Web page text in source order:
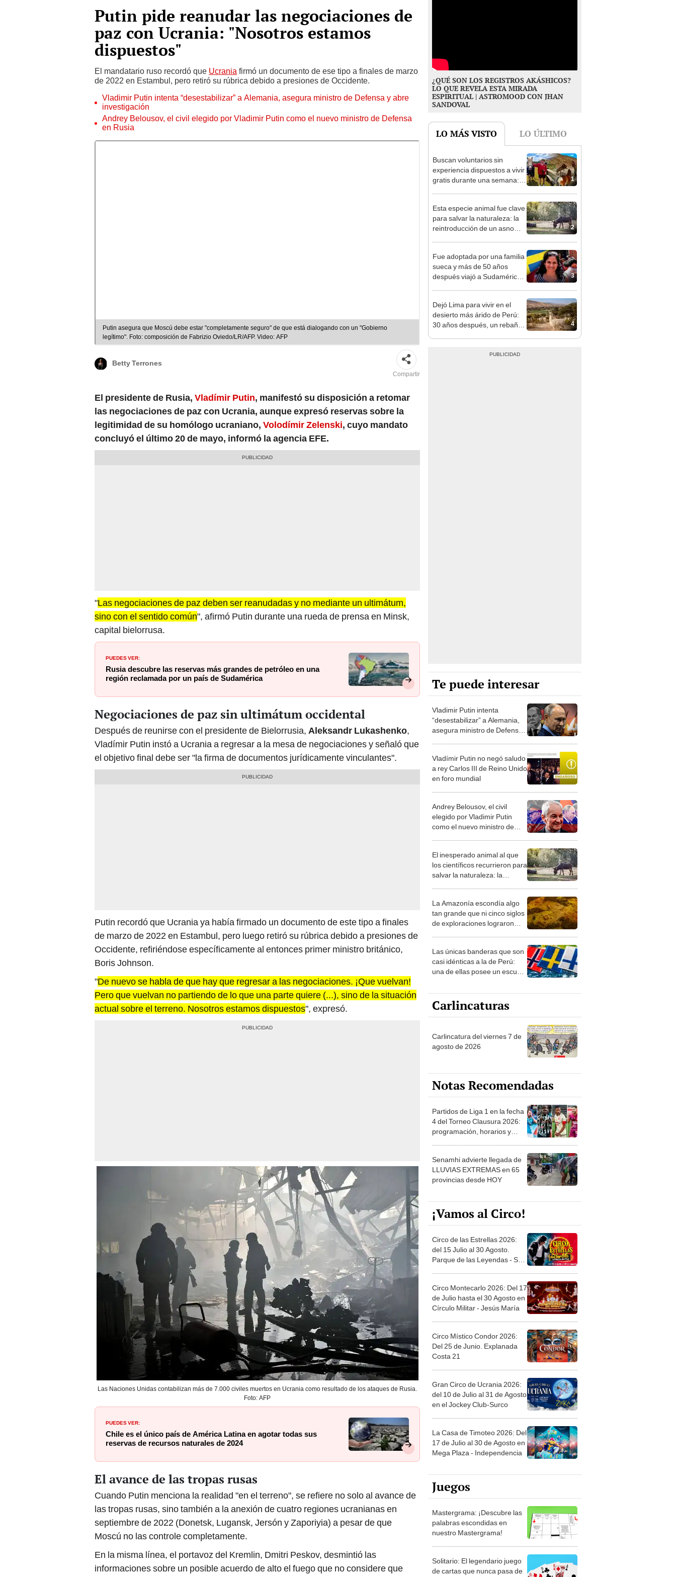
Putin pide reanudar las negociaciones de
paz con Ucrania: "Nosotros estamos
dispuestos"
El mandatario ruso recordó que Ucrania firmó un documento de ese tipo a finales de marzo
de 2022 en Estambul, pero retiró su rúbrica debido a presiones de Occidente.
Vladimir Putin intenta “desestabilizar” a Alemania, asegura ministro de Defensa y abre
investigación
Andrey Belousov, el civil elegido por Vladimir Putin como el nuevo ministro de Defensa
en Rusia
Putin asegura que Moscú debe estar "completamente seguro" de que está dialogando con un "Gobierno
legítimo". Foto: composición de Fabrizio Oviedo/LR/AFP. Video: AFP
Betty Terrones
Compartir
El presidente de Rusia, Vladímir Putin, manifestó su disposición a retomar
las negociaciones de paz con Ucrania, aunque expresó reservas sobre la
legitimidad de su homólogo ucraniano, Volodímir Zelenski, cuyo mandato
concluyó el último 20 de mayo, informó la agencia EFE.
"Las negociaciones de paz deben ser reanudadas y no mediante un ultimátum,
sino con el sentido común", afirmó Putin durante una rueda de prensa en Minsk,
capital bielorrusa.
PUEDES VER:
Rusia descubre las reservas más grandes de petróleo en una
región reclamada por un país de Sudamérica
Negociaciones de paz sin ultimátum occidental
Después de reunirse con el presidente de Bielorrusia, Aleksandr Lukashenko,
Vladímir Putin instó a Ucrania a regresar a la mesa de negociaciones y señaló que
el objetivo final debe ser "la firma de documentos jurídicamente vinculantes".
Putin recordó que Ucrania ya había firmado un documento de este tipo a finales
de marzo de 2022 en Estambul, pero luego retiró su rúbrica debido a presiones de
Occidente, refiriéndose específicamente al entonces primer ministro británico,
Boris Johnson.
"De nuevo se habla de que hay que regresar a las negociaciones. ¡Que vuelvan!
Pero que vuelvan no partiendo de lo que una parte quiere (...), sino de la situación
actual sobre el terreno. Nosotros estamos dispuestos", expresó.
Las Naciones Unidas contabilizan más de 7.000 civiles muertos en Ucrania como resultado de los ataques de Rusia.
Foto: AFP
PUEDES VER:
Chile es el único país de América Latina en agotar todas sus
reservas de recursos naturales de 2024
El avance de las tropas rusas
Cuando Putin menciona la realidad "en el terreno", se refiere no solo al avance de
las tropas rusas, sino también a la anexión de cuatro regiones ucranianas en
septiembre de 2022 (Donetsk, Lugansk, Jersón y Zaporiyia) a pesar de que
Moscú no las controle completamente.
En la misma línea, el portavoz del Kremlin, Dmitri Peskov, desmintió las
informaciones sobre un posible acuerdo de alto el fuego que no considere que
¿QUÉ SON LOS REGISTROS AKÁSHICOS?
LO QUE REVELA ESTA MIRADA
ESPIRITUAL | ASTROMOOD CON JHAN
SANDOVAL
LO MÁS VISTO LO ÚLTIMO
1
Buscan voluntarios sin
experiencia dispuestos a vivir
gratis durante una semana:
un refugio por 2 horas
2
Esta especie animal fue clave
para salvar la naturaleza: la
reintroducción de un asno
desértico
3
Fue adoptada por una familia
sueca y más de 50 años
después viajó a Sudamérica
4
Dejó Lima para vivir en el
desierto más árido de Perú:
30 años después, un rebaño
Te puede interesar
Vladimir Putin intenta
“desestabilizar” a Alemania,
asegura ministro de Defensa
Vladímir Putin no negó saludo
a rey Carlos III de Reino Unido
en foro mundial
Andrey Belousov, el civil
elegido por Vladimir Putin
como el nuevo ministro de
El inesperado animal al que
los científicos recurrieron para
salvar la naturaleza: la
desierto en un paisaje con
más vida
La Amazonía escondía algo
tan grande que ni cinco siglos
de exploraciones lograron
sabía sobre su pasado
Las únicas banderas que son
casi idénticas a la de Perú:
una de ellas posee un escudo
Carlincaturas
Carlincatura del viernes 7 de
agosto de 2026
Notas Recomendadas
Partidos de Liga 1 en la fecha
4 del Torneo Clausura 2026:
programación, horarios y
Senamhi advierte llegada de
LLUVIAS EXTREMAS en 65
provincias desde HOY
¡Vamos al Circo!
Circo de las Estrellas 2026:
del 15 Julio al 30 Agosto.
Parque de las Leyendas - San
Circo Montecarlo 2026: Del 17
de Julio hasta el 30 Agosto en
Círculo Militar - Jesús María
Circo Místico Condor 2026:
Del 25 de Junio. Explanada
Costa 21
Gran Circo de Ucrania 2026:
del 10 de Julio al 31 de Agosto
en el Jockey Club-Surco
La Casa de Timoteo 2026: Del
17 de Julio al 30 de Agosto en
Mega Plaza - Independencia
Juegos
Mastergrama: ¡Descubre las
palabras escondidas en
nuestro Mastergrama!
Solitario: El legendario juego
de cartas que nunca pasa de